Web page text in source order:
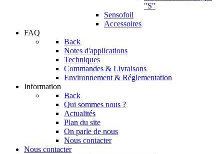
"S"
Sensofoil
Accessoires
FAQ
Back
Notes d'applications
Techniques
Commandes & Livraisons
Environnement & Réglementation
Information
Back
Qui sommes nous ?
Actualités
Plan du site
On parle de nous
Nous contacter
Nous contacter